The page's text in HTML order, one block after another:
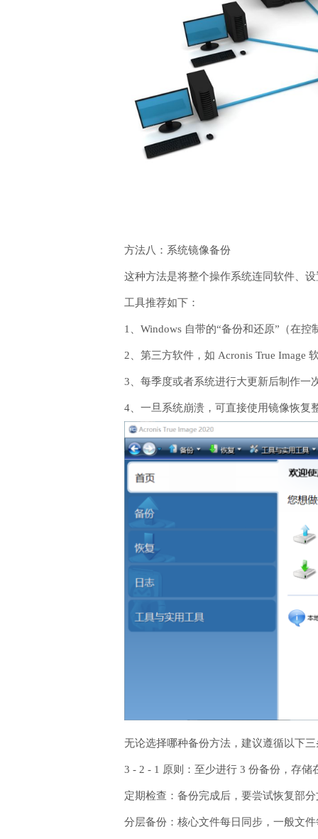
方法八：系统镜像备份
这种方法是将整个操作系统连同软件、
工具推荐如下：
1、Windows 自带的“备份和还原”（在控
2、第三方软件，如 Acronis True Image
3、每季度或者系统进行大更新后制作一
4、一旦系统崩溃，可直接使用镜像恢复
无论选择哪种备份方法，建议遵循以下
3 - 2 - 1 原则：至少进行 3 份备份，存
定期检查：备份完成后，要尝试恢复部
分层备份：核心文件每日同步，一般文